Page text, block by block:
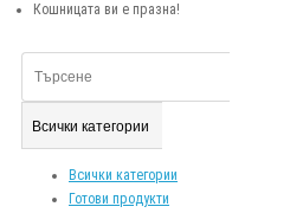
Кошницата ви е празна!
Всички категории
Всички категории
Готови продукти